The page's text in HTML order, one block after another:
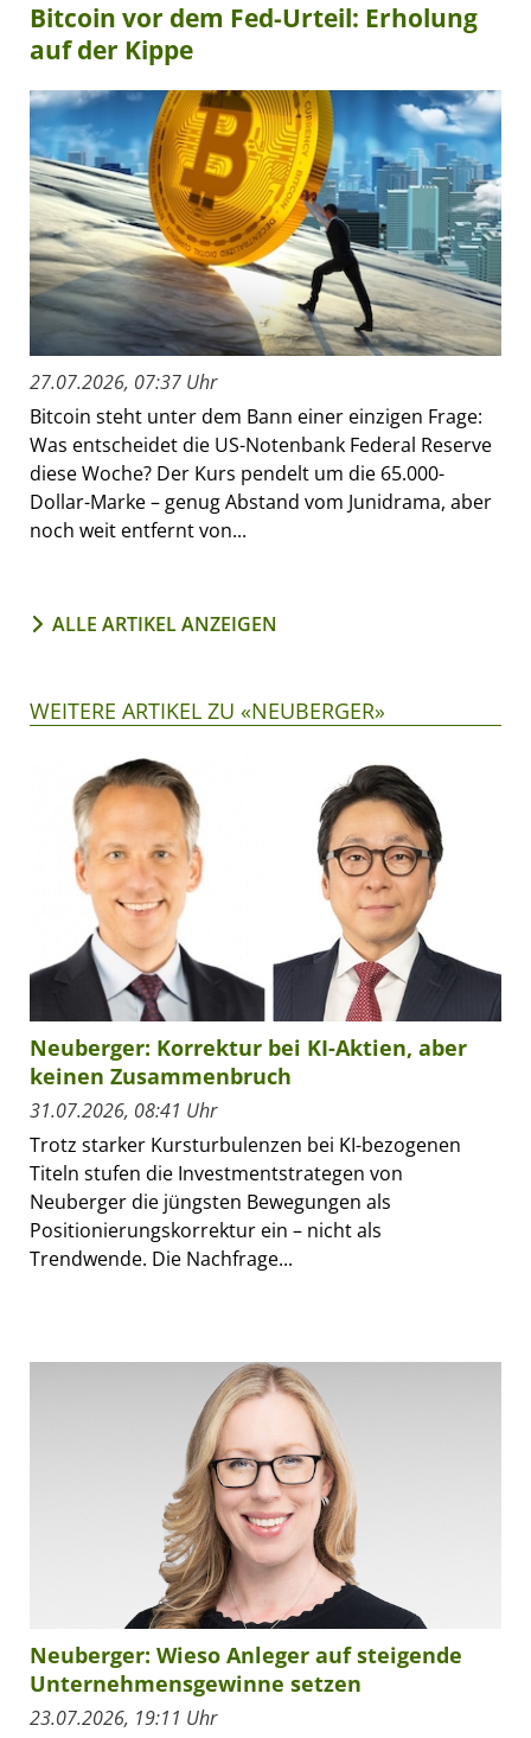
Bitcoin vor dem Fed-Urteil: Erholung
auf der Kippe
27.07.2026, 07:37 Uhr
Bitcoin steht unter dem Bann einer einzigen Frage:
Was entscheidet die US-Notenbank Federal Reserve
diese Woche? Der Kurs pendelt um die 65.000-
Dollar-Marke – genug Abstand vom Junidrama, aber
noch weit entfernt von...
ALLE ARTIKEL ANZEIGEN
WEITERE ARTIKEL ZU «NEUBERGER»
Neuberger: Korrektur bei KI-Aktien, aber
keinen Zusammenbruch
31.07.2026, 08:41 Uhr
Trotz starker Kursturbulenzen bei KI-bezogenen
Titeln stufen die Investmentstrategen von
Neuberger die jüngsten Bewegungen als
Positionierungskorrektur ein – nicht als
Trendwende. Die Nachfrage...
Neuberger: Wieso Anleger auf steigende
Unternehmensgewinne setzen
23.07.2026, 19:11 Uhr